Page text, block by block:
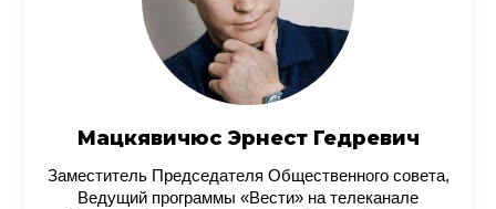
Мацкявичюс Эрнест Гедревич
Заместитель Председателя Общественного совета,
Ведущий программы «Вести» на телеканале